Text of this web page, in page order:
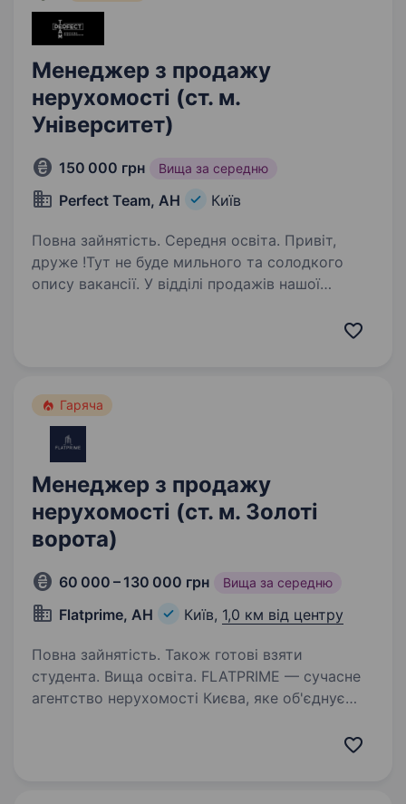
Менеджер з продажу
нерухомості (ст. м.
Університет)
150 000 грн Вища за середню
Perfect Team, АН Київ
Повна зайнятість. Середня освіта. Привіт,
друже !Тут не буде мильного та солодкого
опису вакансії. У відділі продажів нашої
Гаряча
Менеджер з продажу
нерухомості (ст. м. Золоті
ворота)
60 000 – 130 000 грн Вища за середню
Flatprime, АН Київ, 1,0 км від центру
Повна зайнятість. Також готові взяти
студента. Вища освіта. FLATPRIME — сучасне
агентство нерухомості Києва, яке об'єднує